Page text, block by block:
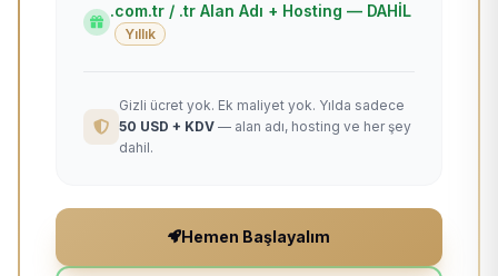
.com.tr / .tr Alan Adı + Hosting — DAHİL
Yıllık
Gizli ücret yok. Ek maliyet yok. Yılda sadece
50 USD + KDV — alan adı, hosting ve her şey
dahil.
Hemen Başlayalım